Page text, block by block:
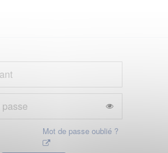
Mot de passe oublié ?